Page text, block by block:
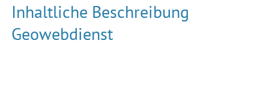
Inhaltliche Beschreibung
Geowebdienst